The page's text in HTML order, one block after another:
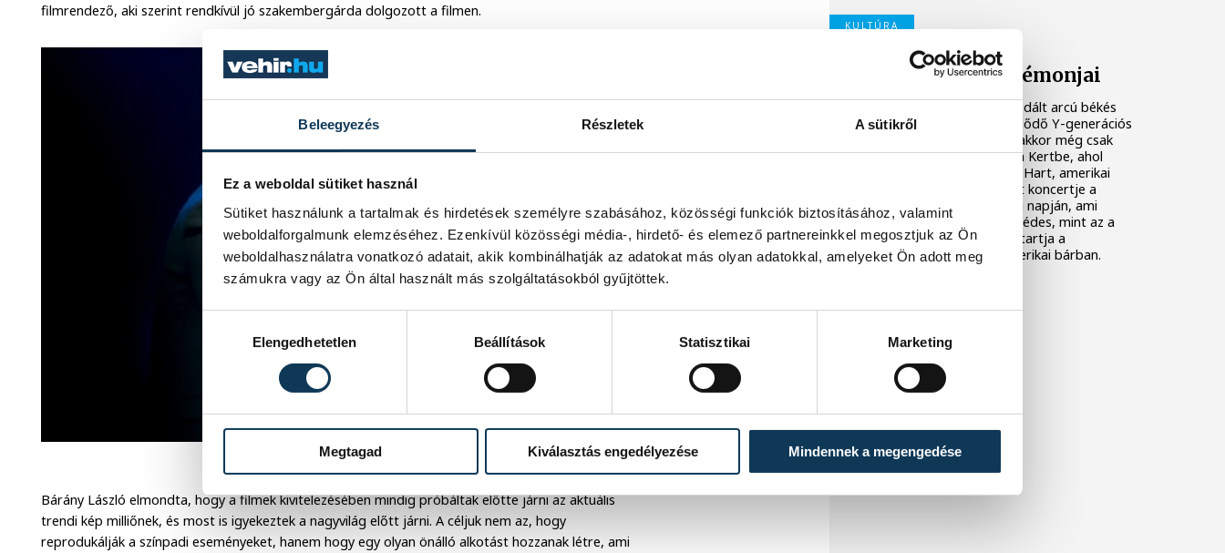
Beleegyezés Részletek A sütikről
Ez a weboldal sütiket használ
Sütiket használunk a tartalmak és hirdetések személyre szabásához, közösségi funkciók biztosításához, valamint
weboldalforgalmunk elemzéséhez. Ezenkívül közösségi média-, hirdető- és elemező partnereinkkel megosztjuk az Ön
weboldalhasználatra vonatkozó adatait, akik kombinálhatják az adatokat más olyan adatokkal, amelyeket Ön adott meg
számukra vagy az Ön által használt más szolgáltatásokból gyűjtöttek.
Elengedhetetlen
Beállítások Statisztikai Marketing
Megtagad Kiválasztás engedélyezése Mindennek a megengedése
filmrendező, aki szerint rendkívül jó szakembergárda dolgozott a filmen.
jamie cullum szinte felrobbantotta az arénát
Bárány László elmondta, hogy a filmek kivitelezésében mindig próbáltak előtte járni az aktuális
trendi kép milliőnek, és most is igyekeztek a nagyvilág előtt járni. A céljuk nem az, hogy
reprodukálják a színpadi eseményeket, hanem hogy egy olyan önálló alkotást hozzanak létre, ami
KULTÚRA
Beth Hart és a démonjai
Pipa- és szivarfüst, barázdált arcú békés
hobók vagy éppen érdeklődő Y-generációs
fiatal férfiak és nők… és akkor még csak
éppen belépünk a Hisoria Kertbe, ahol
ezután következett Beth Hart, amerikai
bluesénekesnő várva várt koncertje a
VeszprémFest csütörtöki napján, ami
egyszerre volt keserű és édes, mint az a
kávé, ami hajnalig ébren tartja a
bluesénekeseket egy amerikai bárban.